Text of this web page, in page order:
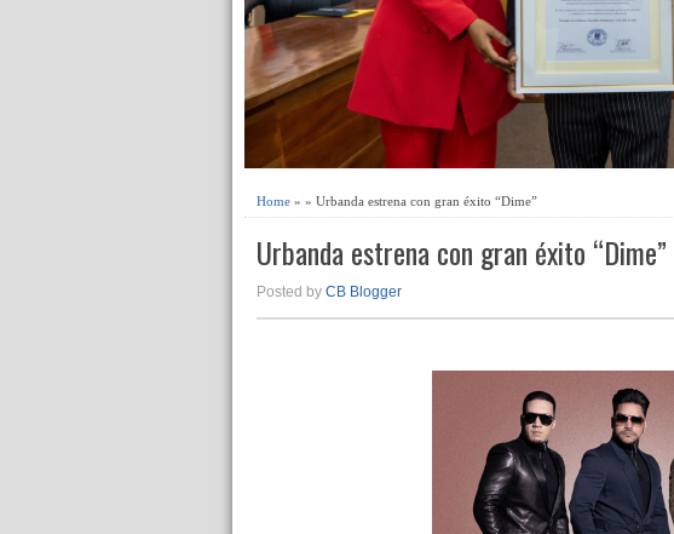
Home » » Urbanda estrena con gran éxito “Dime”
Urbanda estrena con gran éxito “Dime”
Posted by CB Blogger